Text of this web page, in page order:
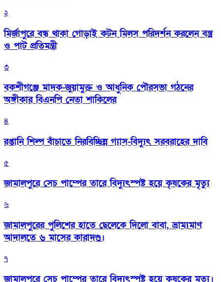
২
মির্জাপুরে বন্ধ থাকা গোড়াই কটন মিলস পরিদর্শন করলেন বস্ত্র
ও পাট প্রতিমন্ত্রী
৩
বকশীগঞ্জে মাদক-জুয়ামুক্ত ও আধুনিক পৌরসভা গঠনের
অঙ্গীকার বিএনপি নেতা শাকিলের
৪
রপ্তানি শিল্প বাঁচাতে নিরবিচ্ছিন্ন গ্যাস-বিদ্যুৎ সরবরাহের দাবি
৫
জামালপুরে সেচ পাম্পের তারে বিদ্যুৎস্পষ্ট হয়ে কৃষকের মৃত্যু
৬
জামালপুরের পুলিশের হাতে ছেলেকে দিলো বাবা, ভ্রাম্যমাণ
আদালতে ৬ মাসের কারাদণ্ড।
৭
জামালপুরে সেচ পাম্পের তারে বিদ্যুৎস্পষ্ট হয়ে কৃষকের মৃত্যু।